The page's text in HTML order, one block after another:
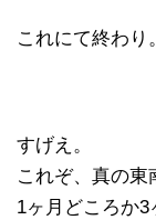
これにて終わり。
すげえ。
これぞ、真の東
1ヶ月どころか3